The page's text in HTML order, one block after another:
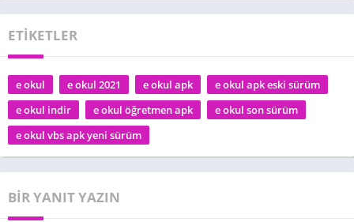
ETİKETLER
e okul e okul 2021 e okul apk
e okul apk eski sürüm
e okul indir
e okul öğretmen apk
e okul son sürüm
e okul vbs apk yeni sürüm
BIR YANIT YAZIN